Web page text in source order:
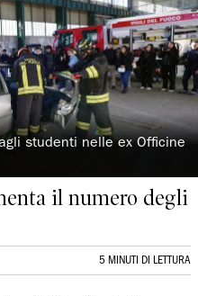
studenti nelle ex Officine
il numero degli
5 MINUTI DI LETTURA